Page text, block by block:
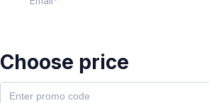
Choose price